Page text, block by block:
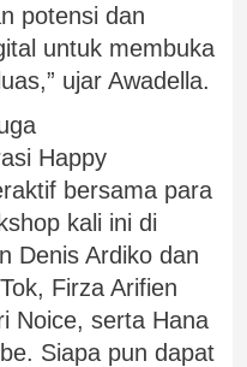
potensi dan
untuk membuka
ujar Awadella.
Happy
bersama para
kali ini di
Denis Ardiko dan
Firza Arifien
Noice, serta Hana
Siapa pun dapat